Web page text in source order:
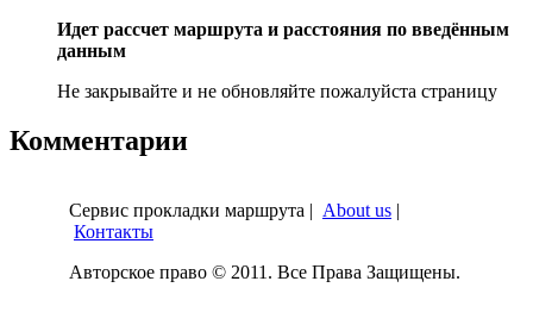
Идет рассчет маршрута и расстояния по введённым
данным
Не закрывайте и не обновляйте пожалуйста страницу
Комментарии
Сервис прокладки маршрута | About us |
Контакты
Авторское право © 2011. Все Права Защищены.